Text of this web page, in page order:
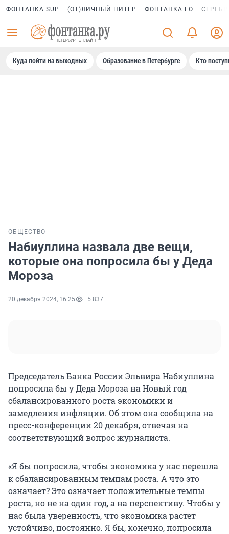
ФОНТАНКА SUP (ОТ)ЛИЧНЫЙ ПИТЕР ФОНТАНКА ГО
Куда пойти на выходных Образование в Петербурге Кто
ОБЩЕСТВО
Набиуллина назвала две вещи,
которые она попросила бы у Деда
Мороза
20 декабря 2024, 16:25 5 837
Председатель Банка России Эльвира Набиуллина
попросила бы у Деда Мороза на Новый год
сбалансированного роста экономики и
замедления инфляции. Об этом она сообщила на
пресс-конференции 20 декабря, отвечая на
соответствующий вопрос журналиста.
«Я бы попросила, чтобы экономика у нас перешла
к сбалансированным темпам роста. А что это
означает? Это означает положительные темпы
роста, но не на один год, а на перспективу. Чтобы у
нас была уверенность, что экономика растет
устойчиво, постоянно. Я бы, конечно, попросила